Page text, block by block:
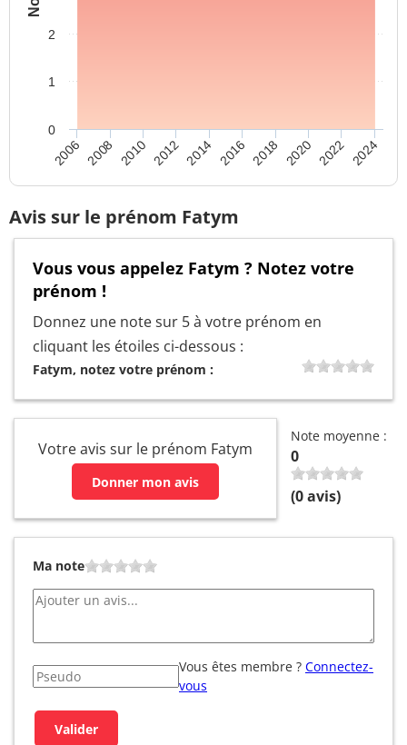
2006 2008 2010 2012 2014 2016 2018 2020 2022 2024
0
1
2
Avis sur le prénom Fatym
Vous vous appelez Fatym ? Notez votre
prénom !
Donnez une note sur 5 à votre prénom en
cliquant les étoiles ci-dessous :
Fatym, notez votre prénom :
Votre avis sur le prénom Fatym
Donner mon avis
Note moyenne :
0
(0avis)
Ma note
Vous êtes membre ? Connectez-
vous